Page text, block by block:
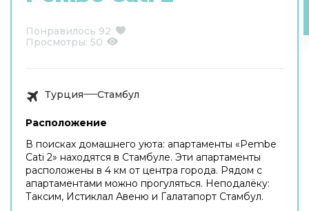
Понравилось 92
Просмотры: 50
Турция Стамбул
Расположение
В поисках домашнего уюта: апартаменты «Pembe
Cati 2» находятся в Стамбуле. Эти апартаменты
расположены в 4 км от центра города. Рядом с
апартаментами можно прогуляться. Неподалёку:
Таксим, Истиклал Авеню и Галатапорт Стамбул.